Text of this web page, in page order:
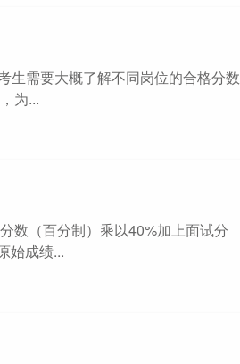
生需要大概了解不同岗位的合格分数
为...
数（百分制）乘以40%加上面试分
始成绩...